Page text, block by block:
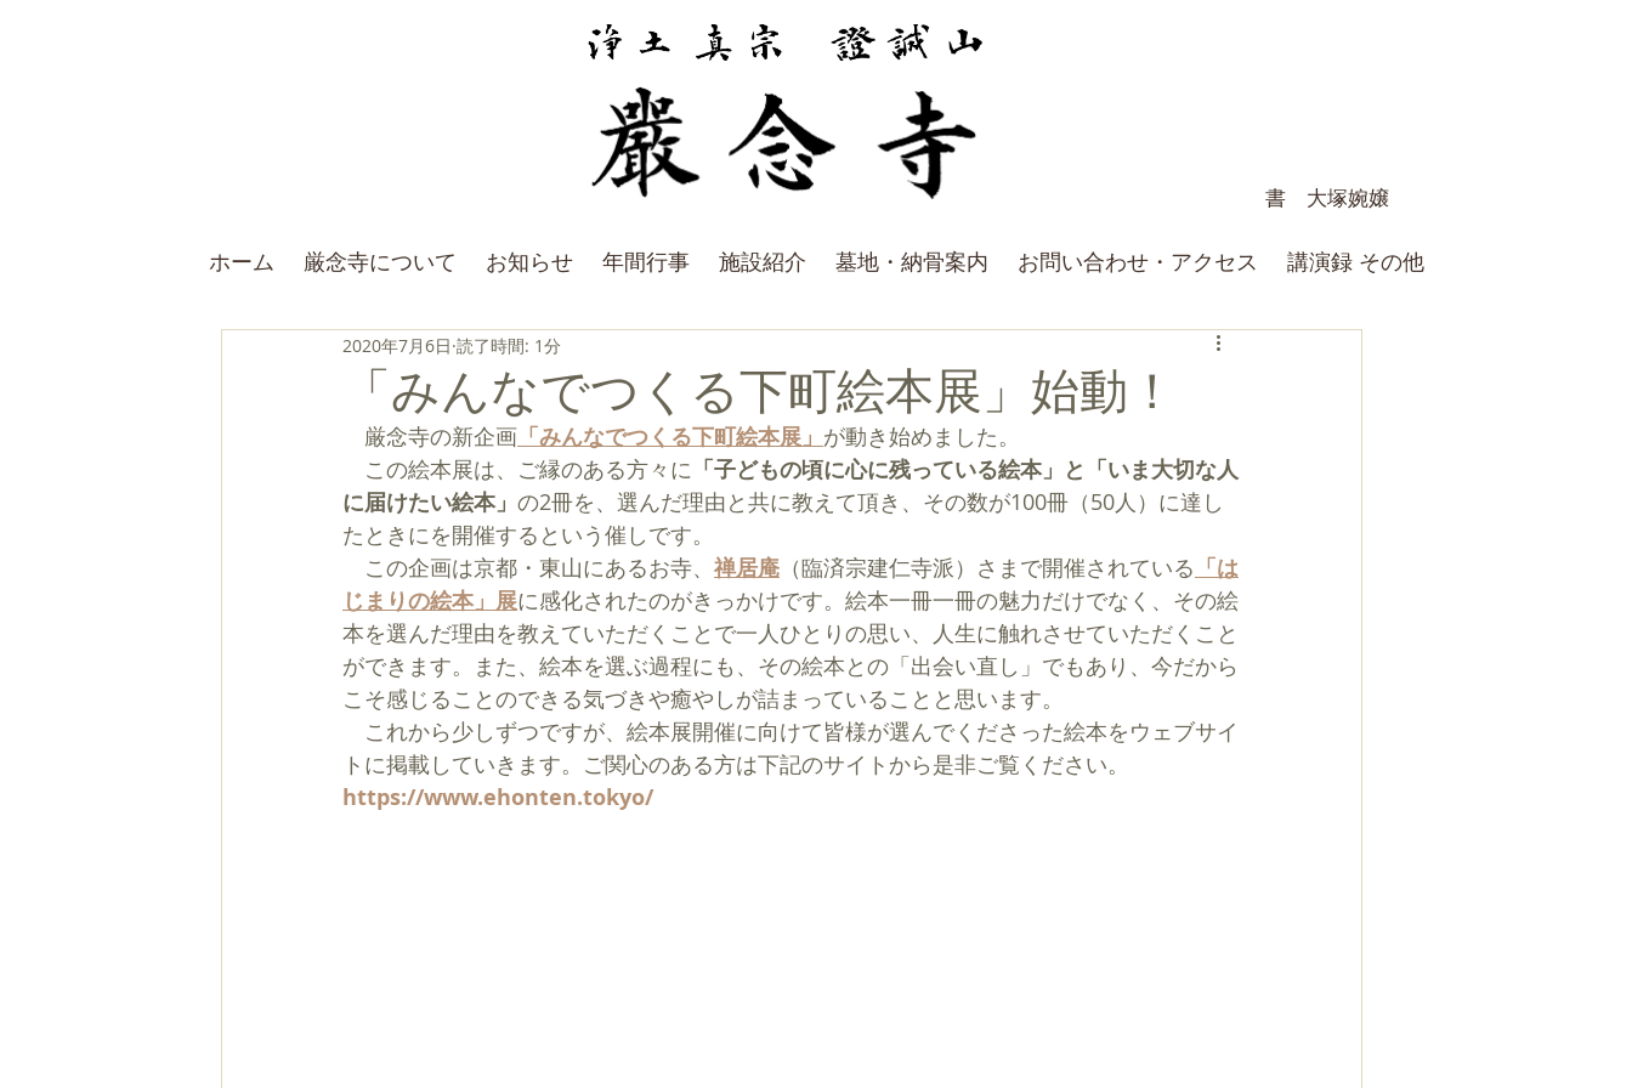
書 大塚婉嬢
ホーム 厳念寺について お知らせ 年間行事 施設紹介 墓地・納骨案内 お問い合わせ・アクセス 講演録 その他
「みんなでつくる下町絵本展」始動！
2020年7月6日 読了時間: 1分
厳念寺の新企画 「みんなでつくる下町絵本展」 が動き始めました。
この絵本展は、ご縁のある方々に 「子どもの頃に心に残っている絵本」と「いま大切な人
に届けたい絵本」 の2冊を、選んだ理由と共に教えて頂き、その数が100冊（50人）に達し
たときにを開催するという催しです。
この企画は京都・東山にあるお寺、 禅居庵 （臨済宗建仁寺派） さまで開催されている 「は
じまりの絵本」展に感化されたのがきっかけです。絵本一冊一冊の魅力だけでなく、その絵
本を選んだ理由を教えていただくことで一人ひとりの思い、人生に触れさせていただくこと
ができます。また、絵本を選ぶ過程にも、その絵本との「出会い直し」でもあり、今だから
こそ感じることのできる気づきや癒やしが詰まっていることと思います。
これから少しずつですが、絵本展開催に向けて皆様が選んでくださった絵本をウェブサイ
トに掲載していきます。ご関心のある方は下記のサイトから是非ご覧ください。
https://www.ehonten.tokyo/